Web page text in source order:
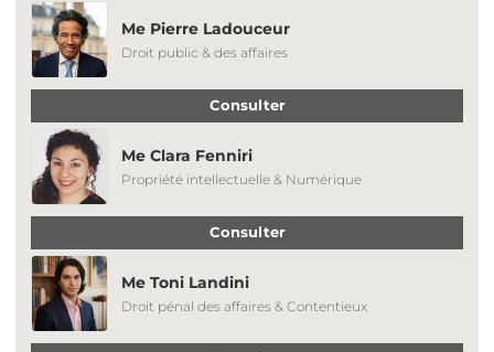
Me Pierre Ladouceur
Droit public & des affaires
Consulter
Me Clara Fenniri
Propriété intellectuelle & Numérique
Consulter
Me Toni Landini
Droit pénal des affaires & Contentieux